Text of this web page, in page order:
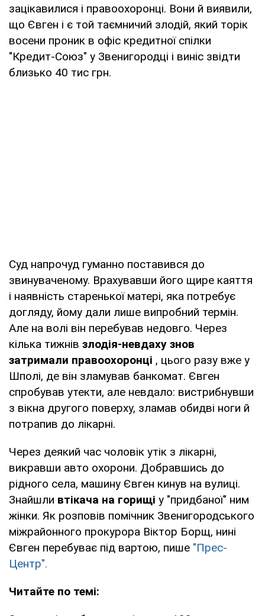
зацікавилися і правоохоронці. Вони й виявили,
що Євген і є той таємничий злодій, який торік
восени проник в офіс кредитної спілки
"Кредит-Союз" у Звенигородці і виніс звідти
близько 40 тис грн.
Суд напрочуд гуманно поставився до
звинуваченому. Врахувавши його щире каяття
і наявність старенької матері, яка потребує
догляду, йому дали лише випробний термін.
Але на волі він перебував недовго. Через
кілька тижнів злодія-невдаху знов
затримали правоохоронці , цього разу вже у
Шполі, де він зламував банкомат. Євген
спробував утекти, але невдало: вистрибнувши
з вікна другого поверху, зламав обидві ноги й
потрапив до лікарні.
Через деякий час чоловік утік з лікарні,
викравши авто охорони. Добравшись до
рідного села, машину Євген кинув на вулиці.
Знайшли втікача на горищі у "придбаної" ним
жінки. Як розповів помічник Звенигородського
міжрайонного прокурора Віктор Борщ, нині
Євген перебуває під вартою, пише "Прес-
Центр".
Читайте по темі: